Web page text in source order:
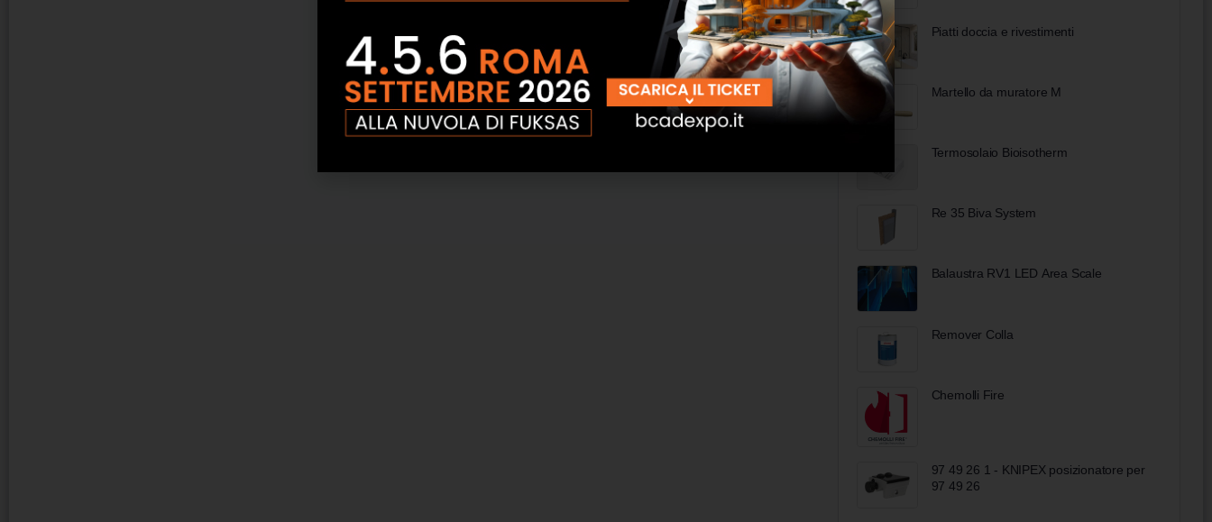
Piatti doccia e rivestimenti
Martello da muratore M
Termosolaio Bioisotherm
Re 35 Biva System
Balaustra RV1 LED Area Scale
Remover Colla
Chemolli Fire
97 49 26 1 - KNIPEX posizionatore per
97 49 26